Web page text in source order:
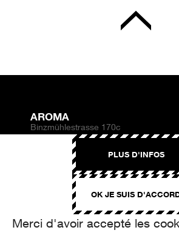
Merci d'avoir accepté les
OK JE SUIS
PLUS D'INFOS
AROMA
Binzmühlestrasse 170c
CH-8050 Zürich
CONTACT
hello@aroma.ch
Onlineformular
+41 44 208 12 29
FOLLOW US